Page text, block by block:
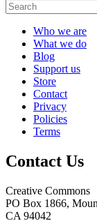
Who we are
What we do
Blog
Support us
Store
Contact
Privacy
Policies
Terms
Contact Us
Creative Commons
PO Box 1866,
CA 94042